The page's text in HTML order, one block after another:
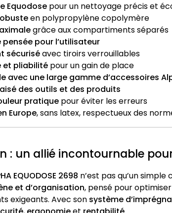
Equodose pour un nettoyage précis et
en polypropylène copolymère
grâce aux compartiments séparés
pensée pour l’utilisateur
sécuriséavec tiroirs verrouillables
et pliabilité pour un gain de place
avec une large gamme d’accessoires
des outils et des produits
pratique pour éviter les erreurs
Europe, sans latex, respectueux des
: un allié incontournable
EQUODOSE 2698 n’est pas qu’un
et d’organisation, pensé pour
exigeants. Avec son système